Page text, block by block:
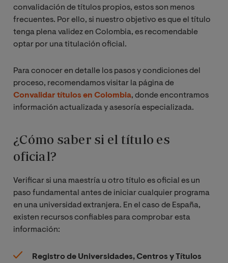
convalidación de títulos propios, estos son menos
frecuentes. Por ello, si nuestro objetivo es que el título
tenga plena validez en Colombia, es recomendable
optar por una titulación oficial.
Para conocer en detalle los pasos y condiciones del
proceso, recomendamos visitar la página de
Convalidar títulos en Colombia, donde encontramos
información actualizada y asesoría especializada.
¿Cómo saber si el título es
oficial?
Verificar si una maestría u otro título es oficial es un
paso fundamental antes de iniciar cualquier programa
en una universidad extranjera. En el caso de España,
existen recursos confiables para comprobar esta
información:
Registro de Universidades, Centros y Títulos